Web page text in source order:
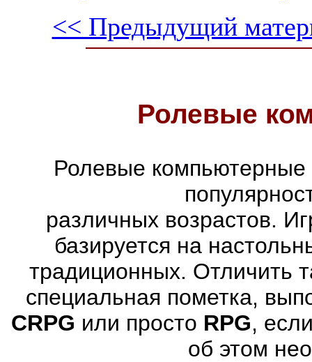
<< Предыдущий
Ролевые
Ролевые компьютерные
различных возрастов.
базируется на
традиционных. Отличить
специальная пометка,
CRPG или просто RPG,
об этом